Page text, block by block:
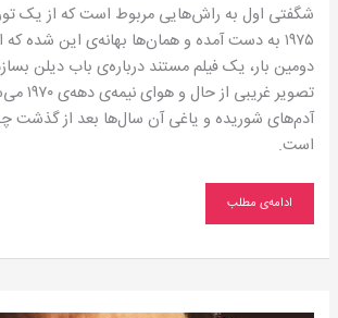
شگفتی اول به راش‌هایی مربوط است که از یک
۱۹۷۵ به دست آمده و همان‌ها بهانه‌ی این شده
دومین بار، یک فیلم مستند درباره‌ی باب دیلن
تصویر
آدم‌های شوریده و یاغی آن سال‌ها بعد از گذشت
است.
ادامه‌ی مطلب